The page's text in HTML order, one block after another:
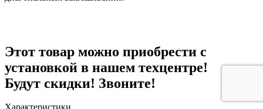
Этот товар можно приобрести с
установкой в нашем техцентре!
Будут скидки! Звоните!